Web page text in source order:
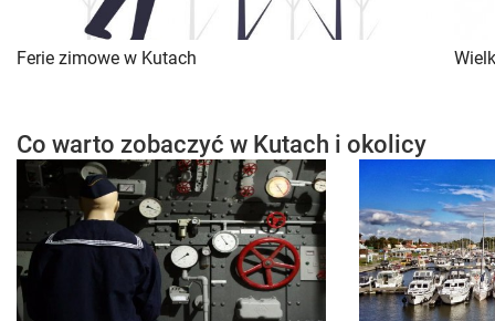
Ferie zimowe w Kutach
Co warto zobaczyć w Kutach i okolicy